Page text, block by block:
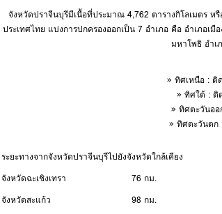
จังหวัดปราจีนบุรีมีเนื้อที่ประมาณ 4,762 ตารางกิโลเมตร
ประเทศไทย แบ่งการปกครองออกเป็น 7 อำเภอ คือ อำเภอเ
มหาโพธิ อำเ
» ทิศเหนือ : ติ
» ทิศใต้ : ติ
» ทิศตะวันอ
» ทิศตะวันตก
ระยะทางจากจังหวัดปราจีนบุรีไปยังจังหวัดใกล้เคียง
จังหวัดฉะเชิงเทรา
76 กม.
จังหวัดสะแก้ว
98 กม.